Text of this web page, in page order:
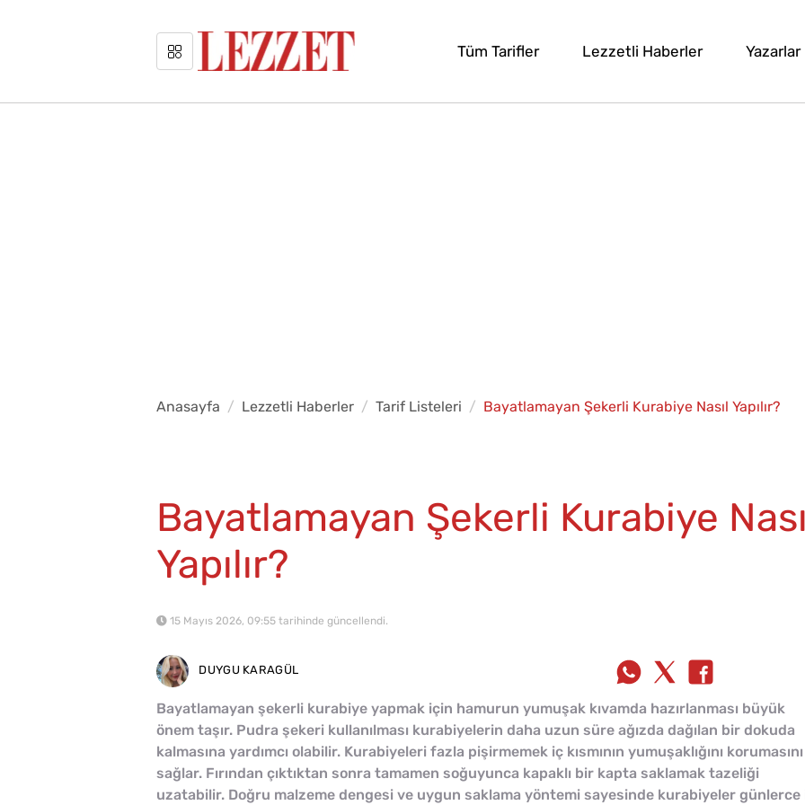
Tüm Tarifler Lezzetli Haberler Yazarlar
Anasayfa Lezzetli Haberler Tarif Listeleri Bayatlamayan Şekerli Kurabiye Nasıl Yapılır?
Bayatlamayan Şekerli Kurabiye
Yapılır?
15 Mayıs 2026, 09:55 tarihinde güncellendi.
DUYGU KARAGÜL
Bayatlamayan şekerli kurabiye yapmak için hamurun yumuşak kıvamda hazırlanması büyük
önem taşır. Pudra şekeri kullanılması kurabiyelerin daha uzun süre ağızda dağılan bir dokuda
kalmasına yardımcı olabilir. Kurabiyeleri fazla pişirmemek iç kısmının yumuşaklığını korumasını
sağlar. Fırından çıktıktan sonra tamamen soğuyunca kapaklı bir kapta saklamak tazeliği
uzatabilir. Doğru malzeme dengesi ve uygun saklama yöntemi sayesinde kurabiyeler günlerce